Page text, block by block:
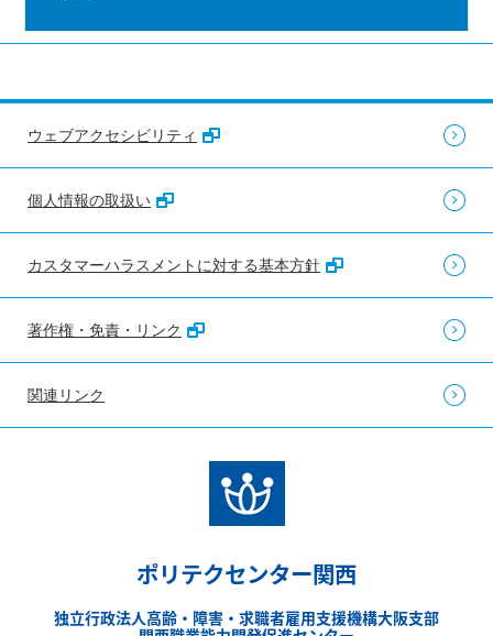
ウェブアクセシビリティ
個人情報の取扱い
カスタマーハラスメントに対する基本方針
著作権・免責・リンク
関連リンク
ポリテクセンター関西
独立行政法人高齢・障害・求職者雇用支援機構大阪支部